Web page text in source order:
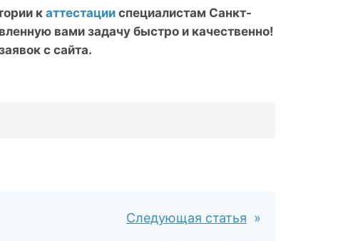
к аттестацииспециалистам Санкт-
вами задачу быстро и качественно!
с сайта.
Следующая статья